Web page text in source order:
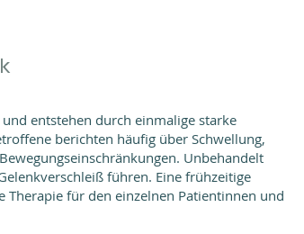
entstehen durch einmalige starke
berichten häufig über Schwellung,
Unbehandelt
führen. Eine frühzeitige
für den einzelnen Patientinnen und